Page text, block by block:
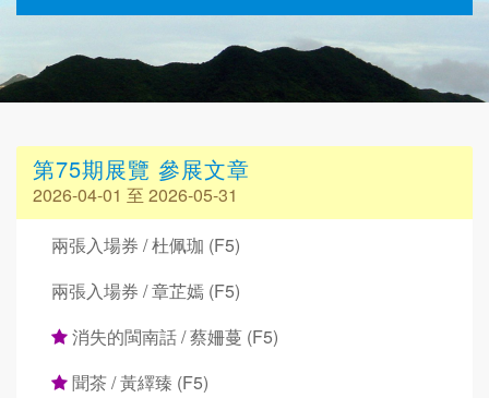
第75期展覽 參展文章
2026-04-01 至 2026-05-31
兩張入場券 / 杜佩珈 (F5)
兩張入場券 / 章芷嫣 (F5)
消失的閩南話 / 蔡姍蔓 (F5)
聞茶 / 黃繹臻 (F5)